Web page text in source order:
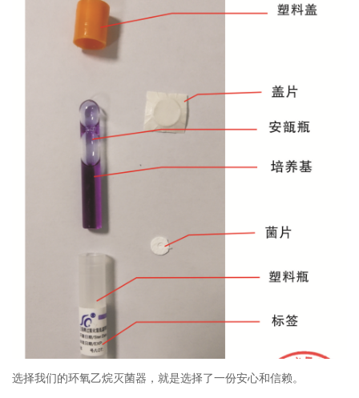
选择我们的环氧乙烷灭菌器，就是选择了一份安心和信赖。